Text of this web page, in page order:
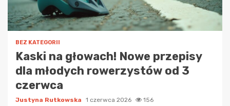
BEZ KATEGORII
Kaski na głowach! Nowe przepisy
dla młodych rowerzystów od 3
czerwca
Justyna Rutkowska 1 czerwca 2026 156